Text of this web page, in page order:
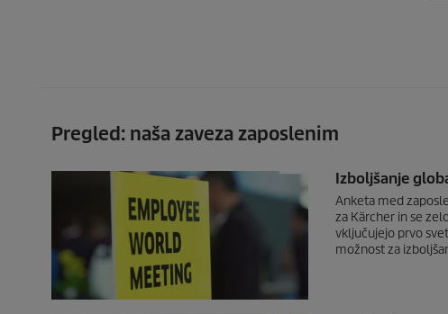
Pregled: naša zaveza zaposlenim
Izboljšanje
Anketa med
za Kärcher in se
vključujejo prvo
možnost za